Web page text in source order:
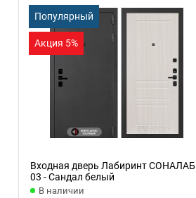
Популярный
Акция 5%
Входная дверь Лабиринт СОНАЛАБ
03 - Сандал белый
В наличии